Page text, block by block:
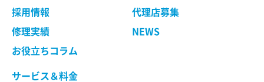
だくために、氏名、住所、連絡先、支払方法な
どの登録情報、利用されたサービスや購入され
た商品、およびそれらの代金などに関する情報
を表示する目的
第４条 修理の手続き
本規約に基づき当社が行う修理は、当社各店舗、
当社ホームページでご確認ください。 当社が修理
依頼品をお預かりする前に、お客様により修理依
頼品に取り付けられた記録媒体、SIMカード、ケー
採用情報
代理店募集
修理実績
NEWS
お役立ちコラム
サービス＆料金